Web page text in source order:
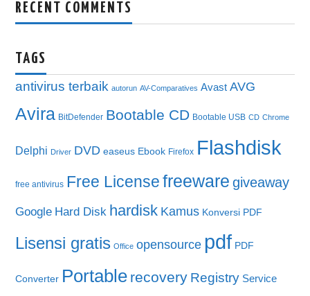
RECENT COMMENTS
TAGS
antivirus terbaik autorun AV-Comparatives Avast AVG
Avira BitDefender Bootable CD Bootable USB CD Chrome
Delphi Driver DVD easeus Ebook Firefox Flashdisk
free antivirus Free License freeware giveaway
Google Hard Disk hardisk Kamus Konversi PDF
Lisensi gratis Office opensource pdf PDF
Converter Portable recovery Registry Service